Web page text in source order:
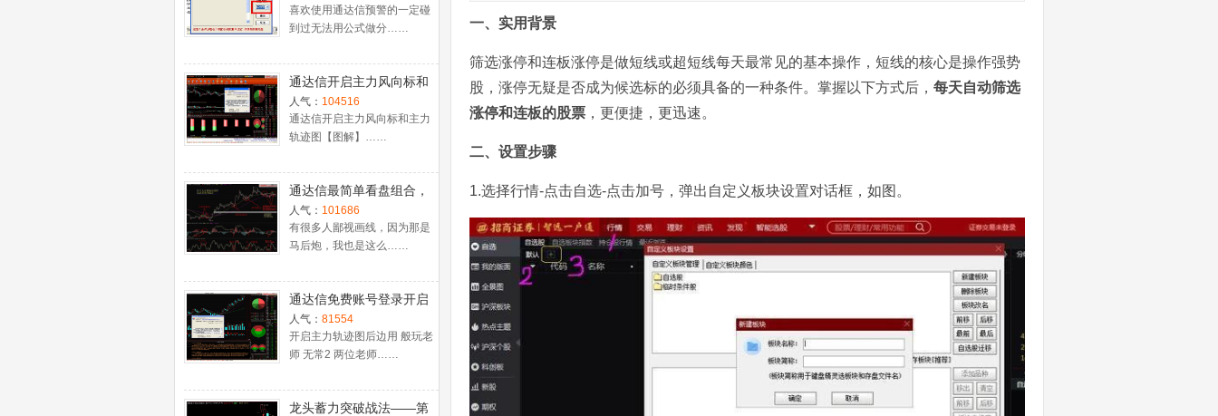
喜欢使用通达信预警的一定碰
到过无法用公式做分……
通达信开启主力风向标和
主力轨迹图【图解】
人气： 104516
通达信开启主力风向标和主力
轨迹图【图解】……
通达信最简单看盘组合，
抓强势股双头的超短线盈
利－－之五（均线战法找
心脏）
人气： 101686
有很多人鄙视画线，因为那是
马后炮，我也是这么……
通达信免费账号登录开启
十档框和调用主力监控教
程
人气： 81554
开启主力轨迹图后边用 般玩老
师 无常2 两位老师……
龙头蓄力突破战法——第
一、实用背景
筛选涨停和连板涨停是做短线或超短线每天最常见的基本操作，短线的核心是操作强势
股，涨停无疑是否成为候选标的必须具备的一种条件。掌握以下方式后， 每天自动筛选
涨停和连板的股票 ，更便捷，更迅速。
二、设置步骤
1.选择行情-点击自选-点击加号，弹出自定义板块设置对话框，如图。